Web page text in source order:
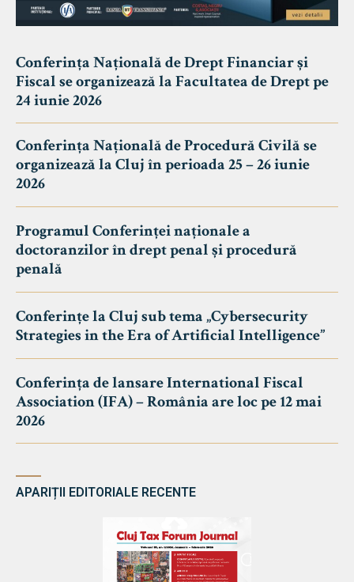
Conferința Națională de Drept Financiar și
Fiscal se organizează la Facultatea de Drept pe
24 iunie 2026
Conferința Națională de Procedură Civilă se
organizează la Cluj în perioada 25 – 26 iunie
2026
Programul Conferinței naționale a
doctoranzilor în drept penal și procedură
penală
Conferințe la Cluj sub tema „Cybersecurity
Strategies in the Era of Artificial Intelligence”
Conferința de lansare International Fiscal
Association (IFA) – România are loc pe 12 mai
2026
APARIȚII EDITORIALE RECENTE